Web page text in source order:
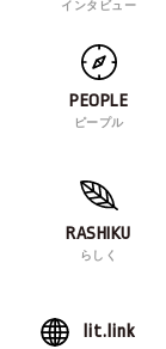
インタビュー
PEOPLE
ピープル
RASHIKU
らしく
lit.link